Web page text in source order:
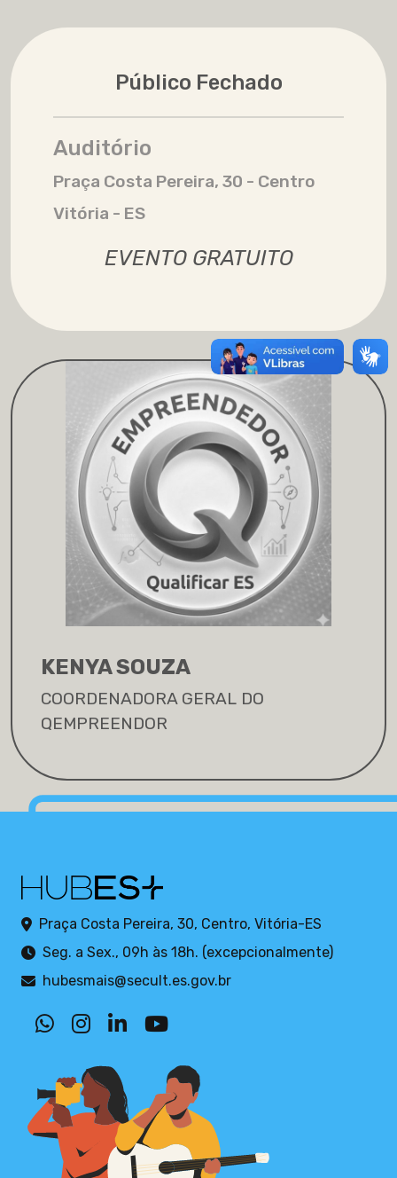
Público Fechado
Auditório
Praça Costa Pereira, 30 - Centro
Vitória - ES
EVENTO GRATUITO
KENYA SOUZA
COORDENADORA GERAL DO
QEMPREENDOR
Praça Costa Pereira, 30, Centro, Vitória-ES
Seg. a Sex., 09h às 18h. (excepcionalmente)
hubesmais@secult.es.gov.br